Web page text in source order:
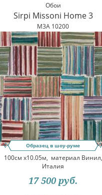
Обои
Sirpi Missoni Home 3
M3A 10200
Образец в шоу-руме
100см x10.05м, материал Винил,
Италия
17 500 руб.